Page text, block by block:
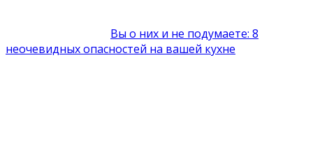
Вы о них и не подумаете: 8
неочевидных опасностей на вашей кухне